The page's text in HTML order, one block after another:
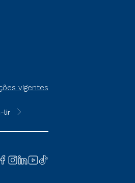
vigentes
agendada, que ofertam
**Semipresencial é um formato do